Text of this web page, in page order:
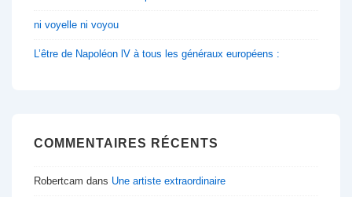
ni voyelle ni voyou
L’être de Napoléon lV à tous les généraux européens :
COMMENTAIRES RÉCENTS
Robertcam dans Une artiste extraordinaire